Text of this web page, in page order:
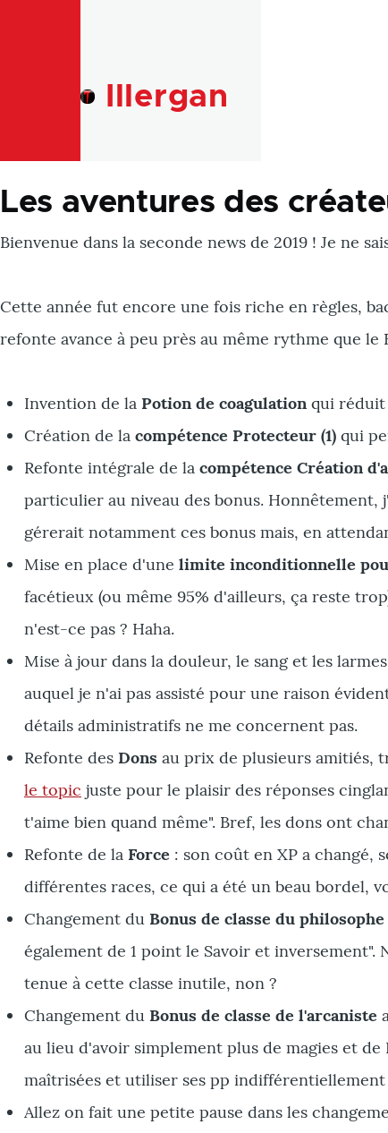
Illergan
Les aventures des
Bienvenue dans la seconde news de 2019 ! Je ne
Cette année fut encore une fois riche en règles,
refonte avance à peu près au même rythme que le
Invention de la Potion de coagulationqui réduit
Création de la compétence Protecteur (1) qui
Refonte intégrale de la compétence Création
particulier au niveau des bonus.
gérerait notamment ces bonus mais, en
Mise en place d'une limite inconditionnelle
facétieux (ou même 95% d'ailleurs, ça reste
n'est-ce pas ? Haha.
Mise à jour dans la douleur, le sang et les
auquel je n'ai pas assisté pour une raison
détails administratifs ne me concernent pas.
Refonte des Dons au prix de plusieurs amitiés,
le topic juste pour le plaisir des réponses
t'aime bien quand même". Bref, les dons ont
Refonte de la Force : son coût en XP a changé,
différentes races, ce qui a été un beau bordel,
Changement du Bonus de classe du philosophe
également de 1 point le Savoir et
tenue à cette classe inutile, non ?
Changement du Bonus de classe de l'arcaniste
au lieu d'avoir simplement plus de magies et
maîtrisées et utiliser ses pp indifférentiellement
Allez on fait une petite pause dans les